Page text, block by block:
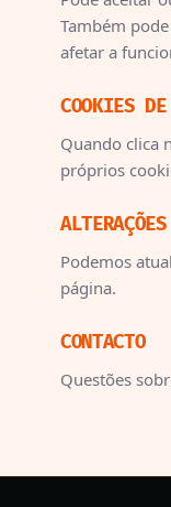
Também
afetar a
COOKIES
Quando clica
próprios
ALTERAÇÕES
Podemos
página.
CONTACTO
Questões